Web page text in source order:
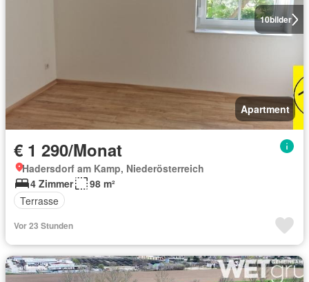
10bilder
Apartment
€ 1 290/Monat
Hadersdorf am Kamp, Niederösterreich
4 Zimmer
98 m²
Terrasse
Vor 23 Stunden